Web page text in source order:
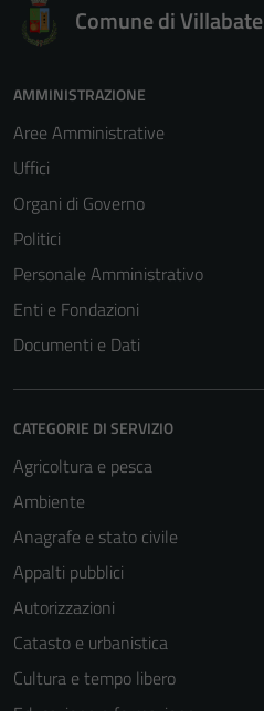
Comune di Villabate
AMMINISTRAZIONE
Aree Amministrative
Uffici
Organi di Governo
Politici
Personale Amministrativo
Enti e Fondazioni
Documenti e Dati
CATEGORIE DI SERVIZIO
Agricoltura e pesca
Ambiente
Anagrafe e stato civile
Appalti pubblici
Autorizzazioni
Catasto e urbanistica
Cultura e tempo libero